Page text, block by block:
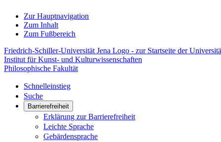
Zur Hauptnavigation
Zum Inhalt
Zum Fußbereich
Friedrich-Schiller-Universität Jena Logo - zur Startseite der
Institut für Kunst- und Kulturwissenschaften
Philosophische Fakultät
Schnelleinstieg
Suche
Barrierefreiheit
Erklärung zur Barrierefreiheit
Leichte Sprache
Gebärdensprache